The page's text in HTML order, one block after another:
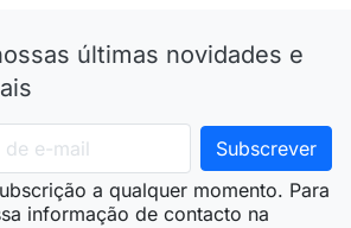
últimas novidades e
a qualquer momento. Para
informação de contacto na